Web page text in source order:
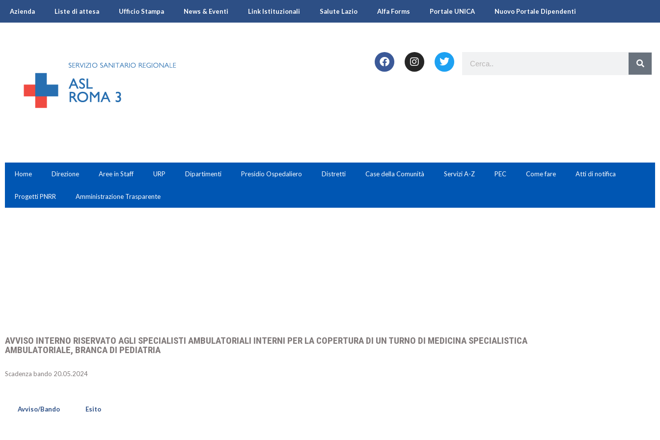
Azienda Liste di attesa Ufficio Stampa News & Eventi Link Istituzionali Salute Lazio Alfa Forms Portale UNICA Nuovo Portale Dipendenti
Home Direzione Aree in Staff URP Dipartimenti Presidio Ospedaliero Distretti Case della Comunità Servizi A-Z PEC Come fare Atti di notifica
Progetti PNRR Amministrazione Trasparente
AVVISO INTERNO RISERVATO AGLI SPECIALISTI AMBULATORIALI INTERNI PER LA COPERTURA DI UN TURNO DI MEDICINA SPECIALISTICA
AMBULATORIALE, BRANCA DI PEDIATRIA
Scadenza bando 20.05.2024
Avviso/Bando Esito